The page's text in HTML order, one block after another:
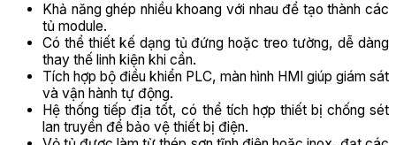
Khả năng ghép nhiều khoang với nhau để tạo thành các
tủ module.
Có thể thiết kế dạng tủ đứng hoặc treo tường, dễ dàng
thay thế linh kiện khi cần.
Tích hợp bộ điều khiển PLC, màn hình HMI giúp giám sát
và vận hành tự động.
Hệ thống tiếp địa tốt, có thể tích hợp thiết bị chống sét
lan truyền để bảo vệ thiết bị điện.